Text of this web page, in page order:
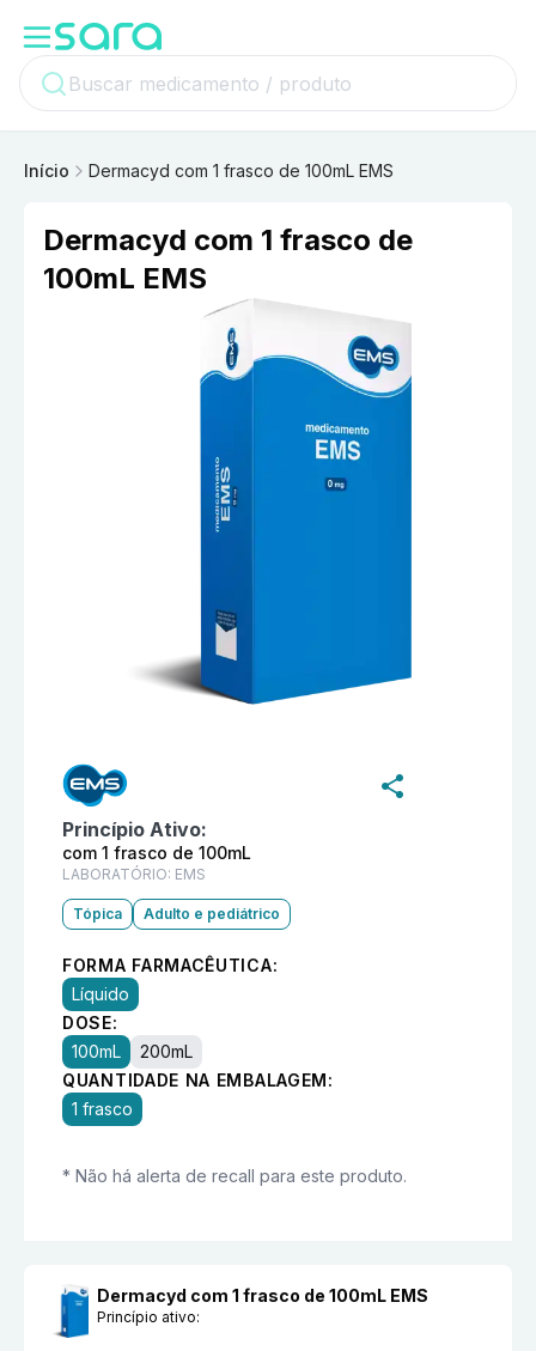
Início Dermacyd com 1 frasco de 100mL EMS
Dermacyd com 1 frasco de
100mL EMS
Princípio Ativo:
com 1 frasco de 100mL
LABORATÓRIO: EMS
Tópica Adulto e pediátrico
FORMA FARMACÊUTICA:
Líquido
DOSE:
100mL
200mL
QUANTIDADE NA EMBALAGEM:
1 frasco
* Não há alerta de recall para este produto.
Dermacyd com 1 frasco de 100mL EMS
Princípio ativo: